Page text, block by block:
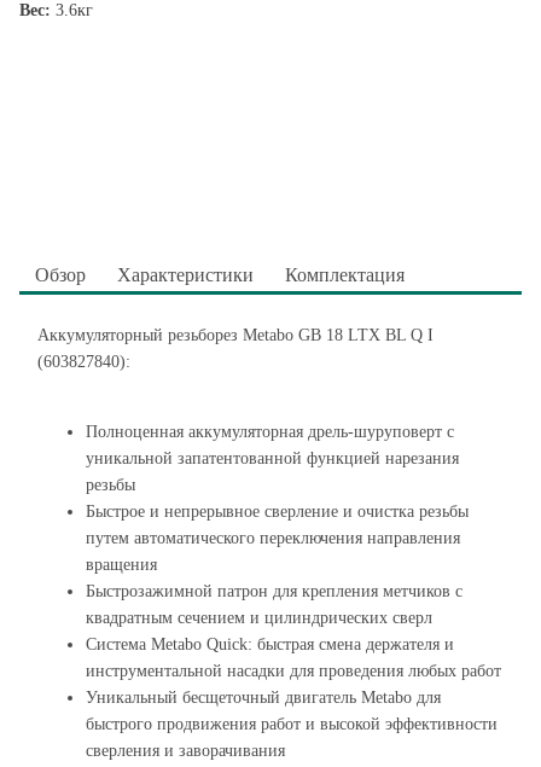
Вес: 3.6кг
Обзор Характеристики Комплектация
Аккумуляторный резьборез Metabo GB 18 LTX BL Q I
(603827840):
Полноценная аккумуляторная дрель-шуруповерт с
уникальной запатентованной функцией нарезания
резьбы
Быстрое и непрерывное сверление и очистка резьбы
путем автоматического переключения направления
вращения
Быстрозажимной патрон для крепления метчиков с
квадратным сечением и цилиндрических сверл
Система Metabo Quick: быстрая смена держателя и
инструментальной насадки для проведения любых работ
Уникальный бесщеточный двигатель Metabo для
быстрого продвижения работ и высокой эффективности
сверления и заворачивания